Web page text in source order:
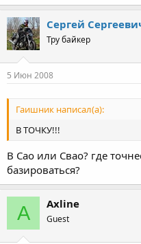
Сергей
Тру байкер
5 Июн 2008
Гаишник написал(а):
В ТОЧКУ!!!
В Сао или Свао? где
базироваться?
A Axline
Guest